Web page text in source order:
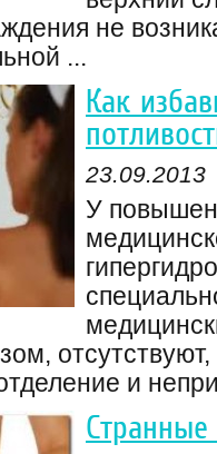
не
...
Как
23.09.2013
У
и